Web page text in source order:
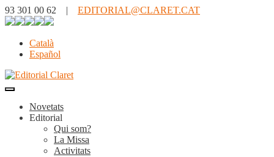
93 301 00 62 | EDITORIAL@CLARET.CAT
Català
Español
Novetats
Editorial
Qui som?
La Missa
Activitats